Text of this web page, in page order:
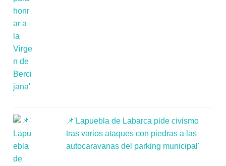
📌'Lapuebla de Labarca pide civismo
tras varios ataques con piedras a las
autocaravanas del parking municipal'